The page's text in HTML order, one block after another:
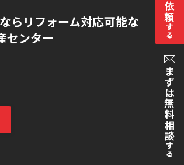
らリフォーム対応可能な
センター